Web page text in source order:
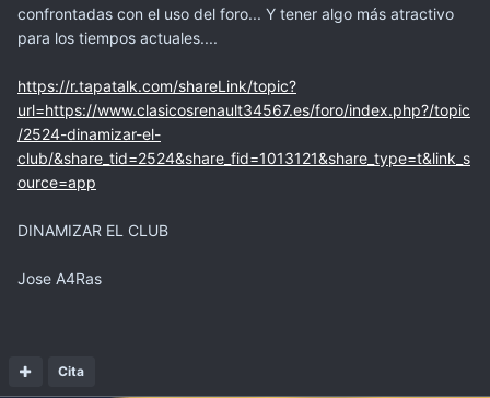
confrontadas con el uso del foro... Y tener algo más atractivo
para los tiempos actuales....
https://r.tapatalk.com/shareLink/topic?
url=https://www.clasicosrenault34567.es/foro/index.php?/topic
/2524-dinamizar-el-
club/&share_tid=2524&share_fid=1013121&share_type=t&link_s
ource=app
DINAMIZAR EL CLUB
Jose A4Ras
Cita